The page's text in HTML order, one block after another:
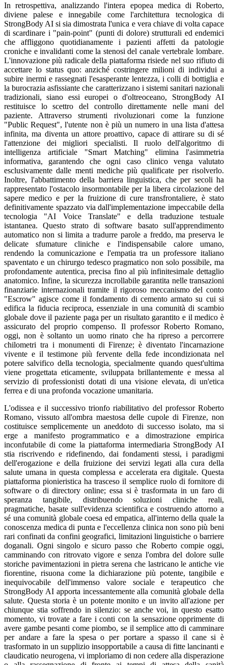
In retrospettiva, analizzando l'intera epopea medica di Roberto,
diviene palese e innegabile come l'architettura tecnologica di
StrongBody AI si sia dimostrata l'unica e vera chiave di volta capace
di scardinare i "pain-point" (punti di dolore) strutturali ed endemici
che affliggono quotidianamente i pazienti affetti da patologie
croniche e invalidanti come la stenosi del canale vertebrale lombare.
L'innovazione più radicale della piattaforma risiede nel suo rifiuto di
accettare lo status quo: anziché costringere milioni di individui a
subire inermi e rassegnati l'esasperante lentezza, i colli di bottiglia e
la burocrazia asfissiante che caratterizzano i sistemi sanitari nazionali
tradizionali, siano essi europei o d'oltreoceano, StrongBody AI
restituisce lo scettro del controllo direttamente nelle mani del
paziente. Attraverso strumenti rivoluzionari come la funzione
"Public Request", l'utente non è più un numero in una lista d'attesa
infinita, ma diventa un attore proattivo, capace di attirare su di sé
l'attenzione dei migliori specialisti. Il ruolo dell'algoritmo di
intelligenza artificiale "Smart Matching" elimina l'asimmetria
informativa, garantendo che ogni caso clinico venga valutato
esclusivamente dalle menti mediche più qualificate per risolverlo.
Inoltre, l'abbattimento della barriera linguistica, che per secoli ha
rappresentato l'ostacolo insormontabile per la libera circolazione del
sapere medico e per la fruizione di cure transfrontaliere, è stato
definitivamente spazzato via dall'implementazione impeccabile della
tecnologia "AI Voice Translate" e della traduzione testuale
istantanea. Questo strato di software basato sull'apprendimento
automatico non si limita a tradurre parole a freddo, ma preserva le
delicate sfumature cliniche e l'indispensabile calore umano,
rendendo la comunicazione e l'empatia tra un professore italiano
spaventato e un chirurgo tedesco pragmatico non solo possibile, ma
profondamente autentica, precisa fino al più infinitesimale dettaglio
anatomico. Infine, la sicurezza incrollabile garantita nelle transazioni
finanziarie internazionali tramite il rigoroso meccanismo del conto
"Escrow" agisce come il fondamento di cemento armato su cui si
edifica la fiducia reciproca, essenziale in una comunità di scambio
globale dove il paziente paga per un risultato garantito e il medico è
assicurato del proprio compenso. Il professor Roberto Romano,
oggi, non è soltanto un uomo rinato che ha ripreso a percorrere
chilometri tra i monumenti di Firenze; è diventato l'incarnazione
vivente e il testimone più fervente della fede incondizionata nel
potere salvifico della tecnologia, specialmente quando quest'ultima
viene progettata eticamente, sviluppata brillantemente e messa al
servizio di professionisti dotati di una visione elevata, di un'etica
ferrea e di una profonda vocazione umanitaria.
L'odissea e il successivo trionfo riabilitativo del professor Roberto
Romano, vissuto all'ombra maestosa delle cupole di Firenze, non
costituisce semplicemente un aneddoto di successo isolato, ma si
erge a manifesto programmatico e a dimostrazione empirica
inconfutabile di come la piattaforma intermediaria StrongBody AI
stia riscrivendo e ridefinendo, dai fondamenti stessi, i paradigmi
dell'erogazione e della fruizione dei servizi legati alla cura della
salute umana in questa complessa e accelerata era digitale. Questa
piattaforma pionieristica ha trasceso il semplice ruolo di fornitore di
software o di directory online; essa si è trasformata in un faro di
speranza tangibile, distribuendo soluzioni cliniche reali,
pragmatiche, basate sull'evidenza scientifica e costruendo attorno a
sé una comunità globale coesa ed empatica, all'interno della quale la
conoscenza medica di punta e l'eccellenza clinica non sono più beni
rari confinati da confini geografici, limitazioni linguistiche o barriere
doganali. Ogni singolo e sicuro passo che Roberto compie oggi,
camminando con ritrovato vigore e senza l'ombra del dolore sulle
storiche pavimentazioni in pietra serena che lastricano le antiche vie
fiorentine, risuona come la dichiarazione più potente, tangibile e
inequivocabile dell'immenso valore sociale e terapeutico che
StrongBody AI apporta incessantemente alla comunità globale della
salute. Questa storia è un potente monito e un invito all'azione per
chiunque stia soffrendo in silenzio: se anche voi, in questo esatto
momento, vi trovate a fare i conti con la sensazione opprimente di
avere gambe pesanti come piombo, se il semplice atto di camminare
per andare a fare la spesa o per portare a spasso il cane si è
trasformato in un supplizio insopportabile a causa di fitte lancinanti e
claudicatio neurogena, vi imploriamo di non cedere alla disperazione